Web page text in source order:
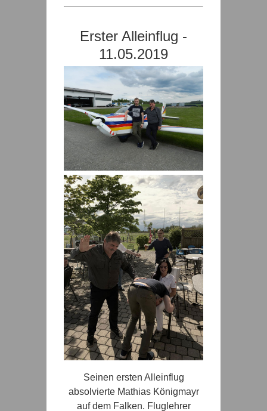
Erster Alleinflug -
11.05.2019
Seinen ersten Alleinflug
absolvierte Mathias Königmayr
auf dem Falken. Fluglehrer